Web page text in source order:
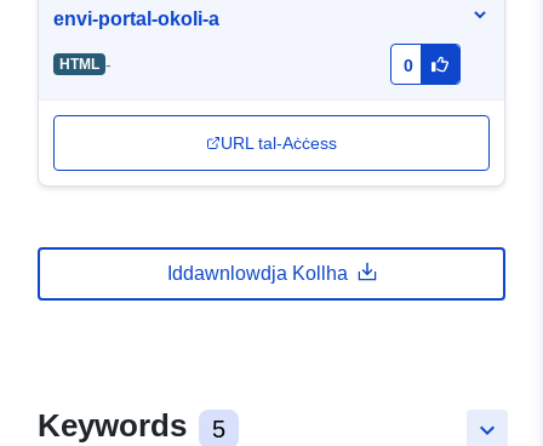
envi-portal-okoli-a
HTML - 0
URL tal-Aċċess
Iddawnlowdja Kollha
keyboard_arrow_down
Keywords 5